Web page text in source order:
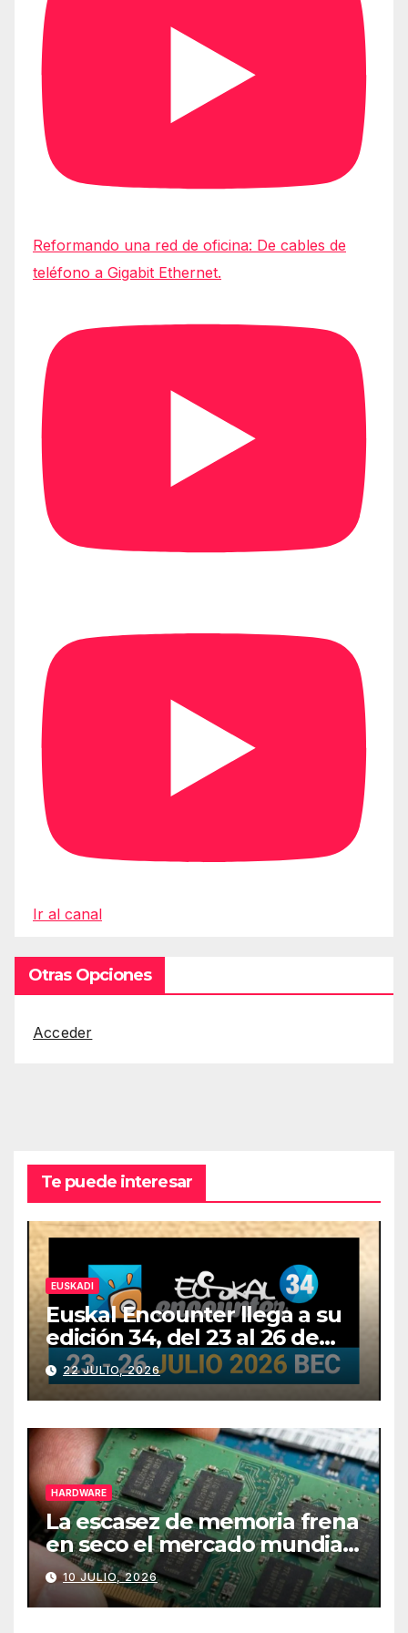
Reformando una red de oficina: De cables de
teléfono a Gigabit Ethernet.
Ir al canal
Otras Opciones
Acceder
Te puede interesar
EUSKADI
Euskal Encounter llega a su
edición 34, del 23 al 26 de
julio
22 JULIO, 2026
HARDWARE
La escasez de memoria frena
en seco el mercado mundial
de PCs
10 JULIO, 2026